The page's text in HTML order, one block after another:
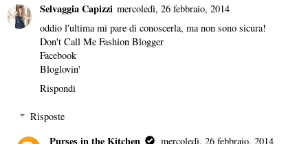
Selvaggia Capizzi mercoledì, 26 febbraio, 2014
oddio l'ultima mi pare di conoscerla, ma non sono sicura!
Don't Call Me Fashion Blogger
Facebook
Bloglovin'
Rispondi
Risposte
Purses in the Kitchen
mercoledì, 26 febbraio, 2014